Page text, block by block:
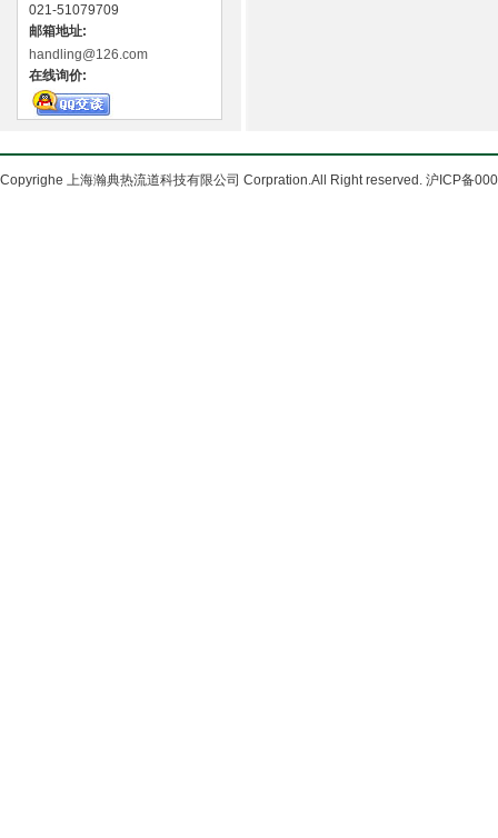
021-51079709
邮箱地址:
handling@126.com
在线询价:
Copyrighe 上海瀚典热流道科技有限公司 Corpration.All Right reserved. 沪ICP备